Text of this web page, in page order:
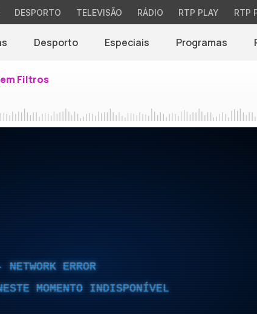
DESPORTO TELEVISÃO RÁDIO RTP PLAY RTP
Desporto Especiais Programas
Filtros
ERROR
MOMENTO INDISPONÍVEL